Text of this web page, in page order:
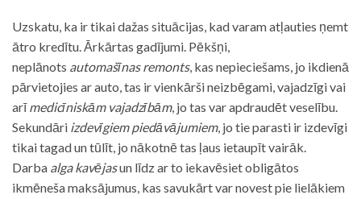
Uzskatu, ka ir tikai dažas situācijas, kad varam atļauties ņemt
ātro kredītu. Ārkārtas gadījumi. Pēkšņi,
neplānots automašīnas remonts, kas nepieciešams, jo ikdienā
pārvietojies ar auto, tas ir vienkārši neizbēgami, vajadzīgi vai
arīmedicīniskām vajadzībām, jo tas var apdraudēt veselību.
Sekundāri izdevīgiem piedāvājumiem, jo tie parasti ir izdevīgi
tikai tagad un tūlīt, jo nākotnē tas ļaus ietaupīt vairāk.
Darba alga kavējasun līdz ar to iekavēsiet obligātos
ikmēneša maksājumus, kas savukārt var novest pie lielākiem